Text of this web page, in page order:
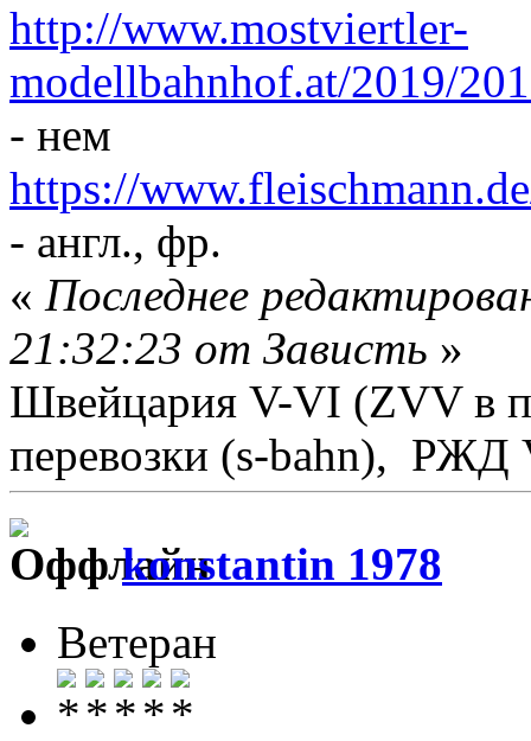
http://www.mostviertler-
modellbahnhof.at/2019/
- нем
https://
- англ., фр.
« Последнее
21:32:23 от Зависть »
Швейцария V-VI (ZVV в
перевозки (s-bahn), РЖД
konstantin 1978
Ветеран